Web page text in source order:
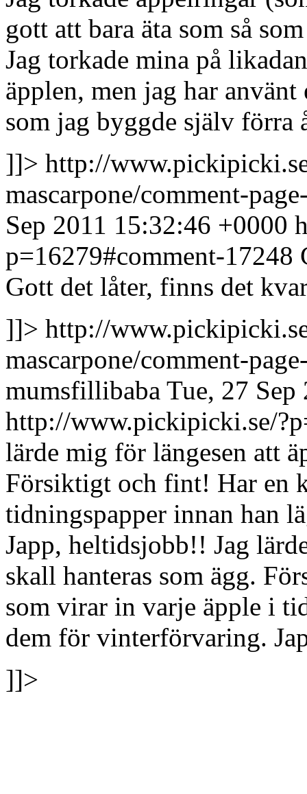
gott att bara äta som så
Jag torkade mina på
äpplen, men jag har
som jag byggde själv förra
]]> http://
mascarpone/comment-
Sep 2011 15:32:46 +0000
p=16279#comment-17248
Gott det låter, finns det
]]> http://
mascarpone/comment-
mumsfillibaba Tue, 27
http://www.pickipicki.se/
lärde mig för längesen att
Försiktigt och fint! Har en
tidningspapper innan han
Japp, heltidsjobb!! Jag
skall hanteras som ägg.
som virar in varje äpple i
dem för vinterförvaring.
]]>